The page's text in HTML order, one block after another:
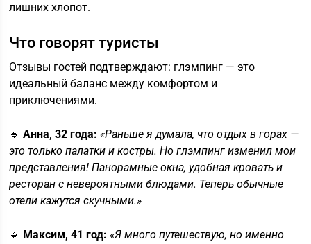
лишних хлопот.
Что говорят туристы
Отзывы гостей подтверждают: глэмпинг — это
идеальный баланс между комфортом и
приключениями.
🔹Анна, 32 года: «Раньше я думала, что отдых в горах —
это только палатки и костры. Но глэмпинг изменил мои
представления! Панорамные окна, удобная кровать и
ресторан с невероятными блюдами. Теперь обычные
отели кажутся скучными.»
🔹 Максим, 41 год: «Я много путешествую, но именно